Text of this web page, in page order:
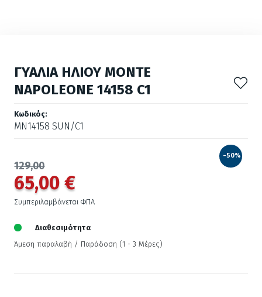
ΓΥΑΛΙΑ ΗΛΙΟΥ MONTE
NAPOLEONE 14158 C1
Κωδικός:
MN14158 SUN/C1
129,00
65,00 €
-50%
Συμπεριλαμβάνεται ΦΠΑ
Διαθεσιμότητα
Άμεση παραλαβή / Παράδoση (1 - 3 Μέρες)